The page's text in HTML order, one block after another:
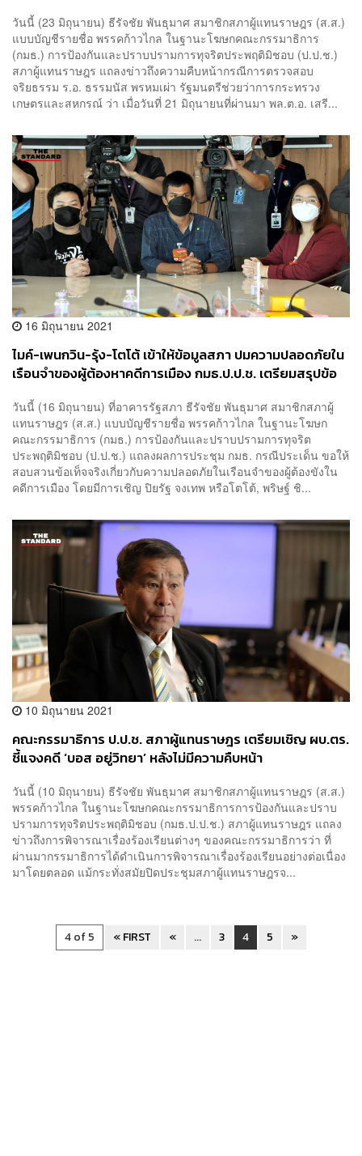
วันนี้ (23 มิถุนายน) ธีรัจชัย พันธุมาศ สมาชิกสภาผู้แทนราษฎร (ส.ส.)
แบบบัญชีรายชื่อ พรรคก้าวไกล ในฐานะโฆษกคณะกรรมาธิการ
(กมธ.) การป้องกันและปราบปรามการทุจริตประพฤติมิชอบ (ป.ป.ช.)
สภาผู้แทนราษฎร แถลงข่าวถึงความคืบหน้ากรณีการตรวจสอบ
จริยธรรม ร.อ. ธรรมนัส พรหมเผ่า รัฐมนตรีช่วยว่าการกระทรวง
เกษตรและสหกรณ์ ว่า เมื่อวันที่ 21 มิถุนายนที่ผ่านมา พล.ต.อ. เสรี​...
16 มิถุนายน 2021
ไมค์-เพนกวิน-รุ้ง-โตโต้ เข้าให้ข้อมูลสภา ปมความปลอดภัยใน
เรือนจำของผู้ต้องหาคดีการเมือง กมธ.ป.ป.ช. เตรียมสรุปข้อ
วันนี้ (16 มิถุนายน) ที่อาคารรัฐสภา ธีรัจชัย พันธุมาศ สมาชิกสภาผู้
แทนราษฎร (ส.ส.) แบบบัญชีรายชื่อ พรรคก้าวไกล ในฐานะโฆษก
คณะกรรมาธิการ (กมธ.) การป้องกันและปราบปรามการทุจริต
ประพฤติมิชอบ (ป.ป.ช.) แถลงผลการประชุม กมธ. กรณีประเด็น ขอให้
สอบสวนข้อเท็จจริงเกี่ยวกับความปลอดภัยในเรือนจำของผู้ต้องขังใน
คดีการเมือง โดยมีการเชิญ ปิยรัฐ จงเทพ หรือโตโต้, พริษฐ์ ชิ...
10 มิถุนายน 2021
คณะกรรมาธิการ ป.ป.ช. สภาผู้แทนราษฎร เตรียมเชิญ ผบ.ตร.
ชี้แจงคดี ‘บอส อยู่วิทยา’ หลังไม่มีความคืบหน้า
วันนี้ (10 มิถุนายน) ธีรัจชัย พันธุมาศ สมาชิกสภาผู้แทนราษฎร (ส.ส.)
พรรคก้าวไกล ในฐานะโฆษกคณะกรรมาธิการการป้องกันและปราบ
ปรามการทุจริตประพฤติมิชอบ (กมธ.ป.ป.ช.) สภาผู้แทนราษฎร แถลง
ข่าวถึงการพิจารณาเรื่องร้องเรียนต่างๆ ของคณะกรรมาธิการว่า ที่
ผ่านมากรรมาธิการได้ดำเนินการพิจารณาเรื่องร้องเรียนอย่างต่อเนื่อง
มาโดยตลอด แม้กระทั่งสมัยปิดประชุมสภาผู้แทนราษฎรจ...
4 of 5 « FIRST « ... 3 4 5 »